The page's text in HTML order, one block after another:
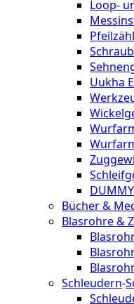
Loop-
Uukha
Bücher &
Blasrohre &
Schleudern-